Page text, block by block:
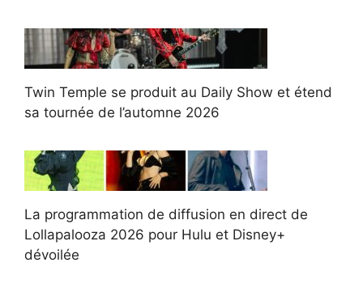
Twin Temple se produit au Daily Show et étend
sa tournée de l’automne 2026
La programmation de diffusion en direct de
Lollapalooza 2026 pour Hulu et Disney+
dévoilée